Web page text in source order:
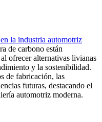
la industria automotriz
de carbono están
ofrecer alternativas livianas
y la sostenibilidad.
de fabricación, las
futuras, destacando el
automotriz moderna.